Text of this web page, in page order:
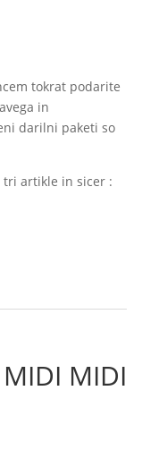
tokrat podarite
in
darilni paketi so
tri artikle in sicer :
MIDI MIDI